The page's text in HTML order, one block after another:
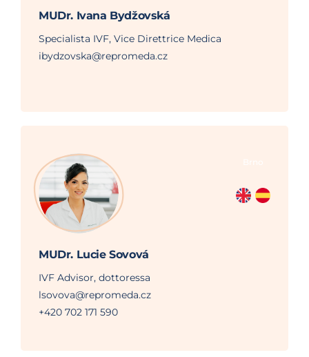
MUDr. Ivana Bydžovská
Specialista IVF, Vice Direttrice Medica
ibydzovska@repromeda.cz
MUDr. Lucie Sovová
IVF Advisor, dottoressa
lsovova@repromeda.cz
+420 702 171 590